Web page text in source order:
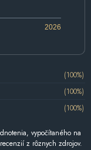
2026
(100%)
(100%)
(100%)
vypočítaného na
z rôznych zdrojov.